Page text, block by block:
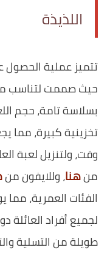
اللذيذة
تتميز عملية الحصول
حيث صممت لتناسب
بسلاسة تامة، حجم
تخزينية كبيرة، مما
وقت، ولتنزيل لعبة
منهنا، وللايفون من
الفئات العمرية،
لجميع أفراد
طويلة من التسلية